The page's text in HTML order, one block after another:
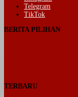
Telegram
TikTok
BERITA PILIHAN
TERBARU